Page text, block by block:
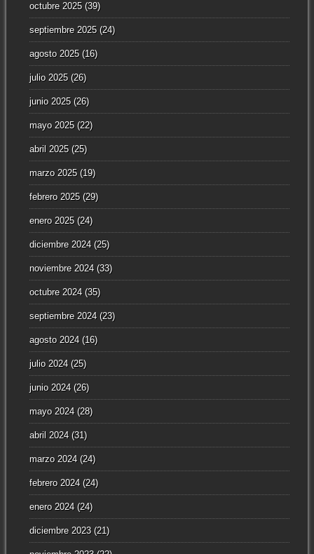
octubre 2025(39)
septiembre 2025(24)
agosto 2025(16)
julio 2025(26)
junio 2025(26)
mayo 2025(22)
abril 2025(25)
marzo 2025(19)
febrero 2025(29)
enero 2025(24)
diciembre 2024(25)
noviembre 2024(33)
octubre 2024(35)
septiembre 2024(23)
agosto 2024(16)
julio 2024(25)
junio 2024(26)
mayo 2024(28)
abril 2024(31)
marzo 2024(24)
febrero 2024(24)
enero 2024(24)
diciembre 2023(21)